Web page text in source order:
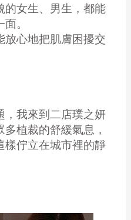
的女生、男生，都能
。
放心地把肌膚困擾交
，我來到二店璞之妍
植裁的舒緩氣息，
樣佇立在城市裡的靜